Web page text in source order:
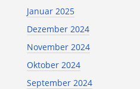
Januar 2025
Dezember 2024
November 2024
Oktober 2024
September 2024